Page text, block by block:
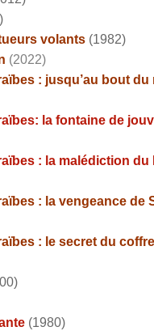
volants (1982)
(2022)
: jusqu’au bout du
la fontaine de
: la malédiction du
: la vengeance de
: le secret du
(1980)